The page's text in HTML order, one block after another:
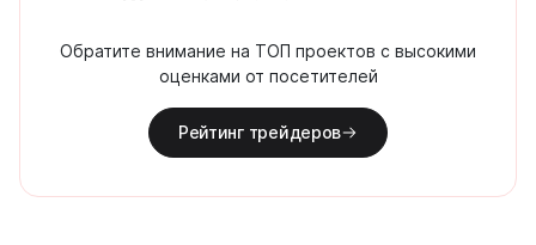
Обратите внимание на ТОП проектов с высокими
оценками от посетителей
Рейтинг трейдеров